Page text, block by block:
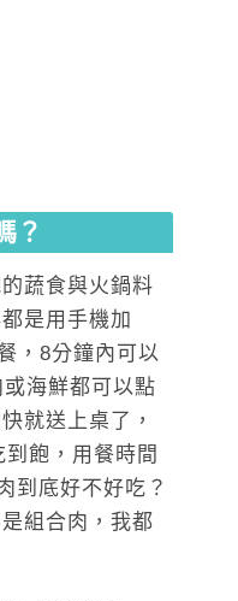
？
蔬食與火鍋料
是用手機加
，8分鐘內可以
海鮮都可以點
就送上桌了，
飽，用餐時間
到底好不好吃？
組合肉，我都